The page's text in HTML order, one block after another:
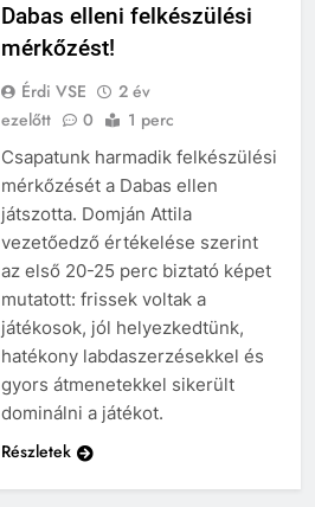
Dabas elleni felkészülési
mérkőzést!
Érdi VSE
2 év
ezelőtt
0 1 perc
Csapatunk harmadik felkészülési
mérkőzését a Dabas ellen
játszotta. Domján Attila
vezetőedző értékelése szerint
az első 20-25 perc biztató képet
mutatott: frissek voltak a
játékosok, jól helyezkedtünk,
hatékony labdaszerzésekkel és
gyors átmenetekkel sikerült
dominálni a játékot.
Részletek